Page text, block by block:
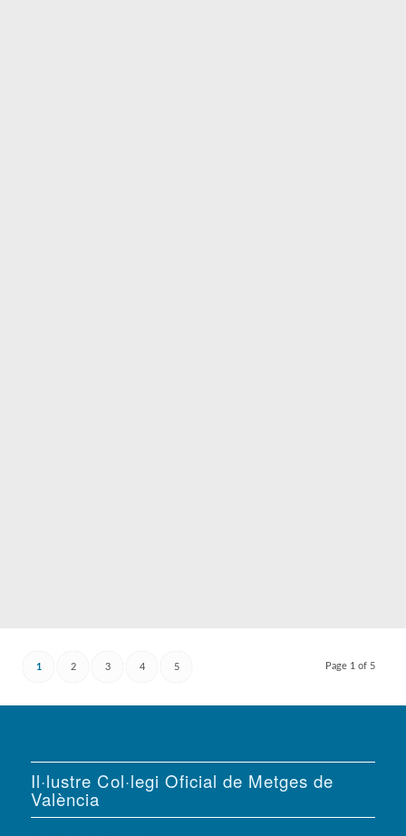
Page 1 of 5
1 2 3 4 5
Il·lustre Col·legi Oficial de Metges de
València